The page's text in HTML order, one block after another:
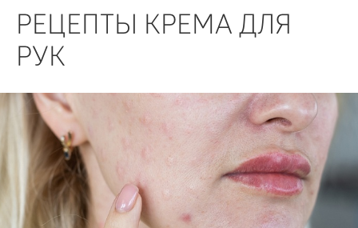
РЕЦЕПТЫ КРЕМА ДЛЯ
РУК
КРАСОТА
ПСИХОЛОГИЯ
ДОМ
КАК?
БИЗНЕС